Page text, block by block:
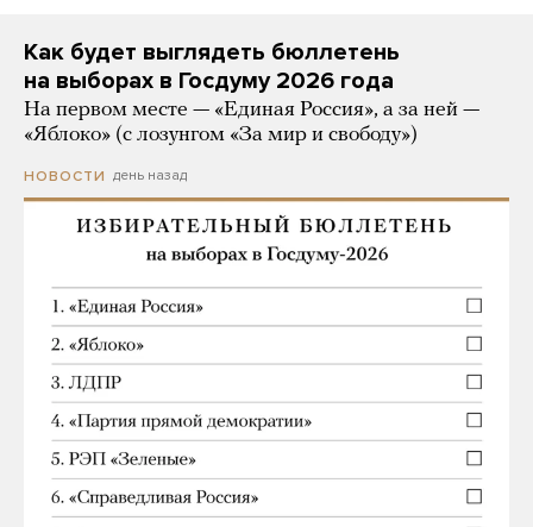
Как будет выглядеть бюллетень
на выборах в Госдуму 2026 года
На первом месте — «Единая Россия», а за ней —
«Яблоко» (с лозунгом «За мир и свободу»)
НОВОСТИ день назад